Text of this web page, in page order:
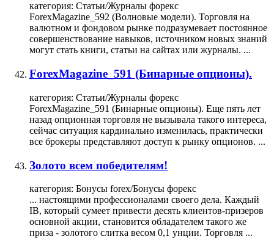
категория: Статьи/Журналы форекс
ForexMagazine_592 (Волновые модели). Торговля на
валютном и фондовом рынке подразумевает постоянное
совершенствование навыков, источником новых знаний
могут стать книги, статьи на сайтах или журналы. ...
ForexMagazine_591 (Бинарные опционы).
категория: Статьи/Журналы форекс
ForexMagazine_591 (Бинарные опционы). Еще пять лет
назад опционная торговля не вызывала такого интереса,
сейчас ситуация кардинально изменилась, практически
все брокеры представляют доступ к рынку опционов. ...
Золото всем победителям!
категория: Бонусы forex/Бонусы форекс
... настоящими профессионалами своего дела. Каждый
IB, который сумеет привести десять клиентов-призеров
основной акции, становится обладателем такого же
приза - золотого слитка весом 0,1 унции. Торговля ...